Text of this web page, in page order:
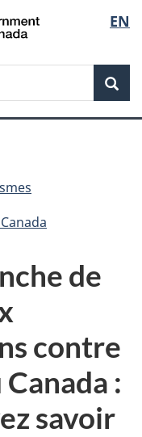
de
la
EN
de
contre
:
savoir